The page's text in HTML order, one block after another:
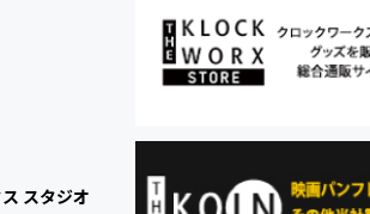
スタジオ